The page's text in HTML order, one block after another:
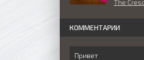
КОММЕНТАРИИ
Привет